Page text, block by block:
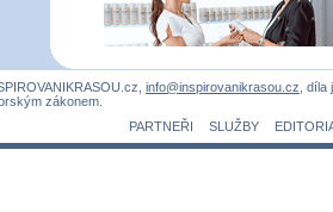
info@inspirovanikrasou.cz, díla
zákonem.
PARTNEŘI
SLUŽBY